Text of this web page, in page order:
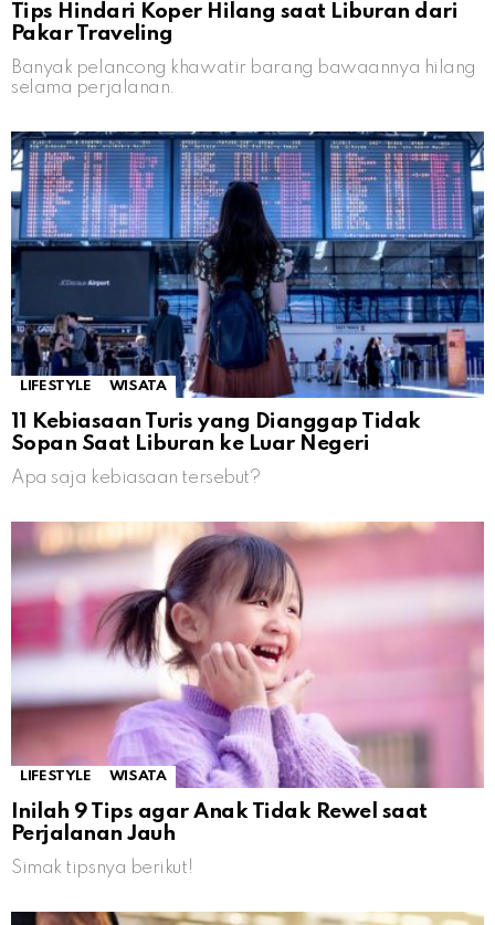
Tips Hindari Koper Hilang saat Liburan dari
Pakar Traveling
Banyak pelancong khawatir barang bawaannya hilang
selama perjalanan.
LIFESTYLE WISATA
11 Kebiasaan Turis yang Dianggap Tidak
Sopan Saat Liburan ke Luar Negeri
Apa saja kebiasaan tersebut?
LIFESTYLE WISATA
Inilah 9 Tips agar Anak Tidak Rewel saat
Perjalanan Jauh
Simak tipsnya berikut!